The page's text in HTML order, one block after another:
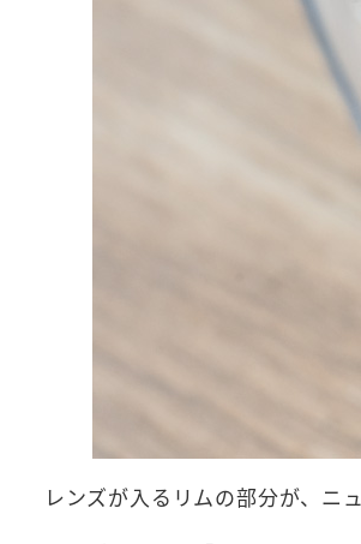
レンズが入るリムの部分が、ニ